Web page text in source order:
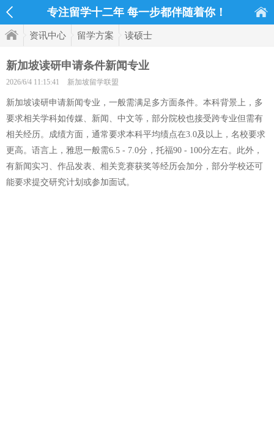
专注留学十二年 每一步都伴随着你！
资讯中心 留学方案 读硕士
新加坡读研申请条件新闻专业
2026/6/4 11:15:41 新加坡留学联盟
新加坡读研申请新闻专业，一般需满足多方面条件。本科背景上，多
要求相关学科如传媒、新闻、中文等，部分院校也接受跨专业但需有
相关经历。成绩方面，通常要求本科平均绩点在3.0及以上，名校要求
更高。语言上，雅思一般需6.5 - 7.0分，托福90 - 100分左右。此外，
有新闻实习、作品发表、相关竞赛获奖等经历会加分，部分学校还可
能要求提交研究计划或参加面试。